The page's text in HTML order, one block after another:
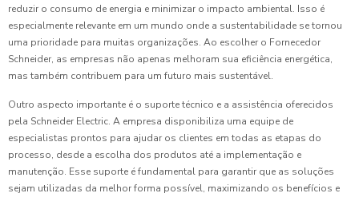
reduzir o consumo de energia e minimizar o impacto ambiental. Isso é
especialmente relevante em um mundo onde a sustentabilidade se tornou
uma prioridade para muitas organizações. Ao escolher o Fornecedor
Schneider, as empresas não apenas melhoram sua eficiência energética,
mas também contribuem para um futuro mais sustentável.
Outro aspecto importante é o suporte técnico e a assistência oferecidos
pela Schneider Electric. A empresa disponibiliza uma equipe de
especialistas prontos para ajudar os clientes em todas as etapas do
processo, desde a escolha dos produtos até a implementação e
manutenção. Esse suporte é fundamental para garantir que as soluções
sejam utilizadas da melhor forma possível, maximizando os benefícios e